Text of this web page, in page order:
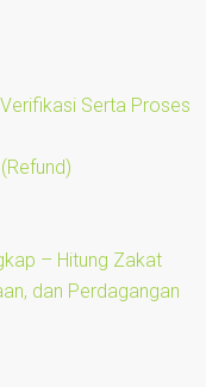
Serta Proses
– Hitung Zakat
dan Perdagangan